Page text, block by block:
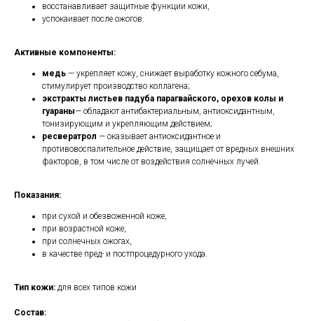
восстанавливает защитные функции кожи,
успокаивает после ожогов.
Активные компоненты:
медь — укрепляет кожу, снижает выработку кожного себума,
стимулирует производство коллагена;
экстракты листьев падуба парагвайского, орехов колы и
гуараны— обладают антибактериальным, антиоксидантным,
тонизирующим и укрепляющим действием;
ресвератрол — оказывает антиоксидантное и
противовоспалительное действие, защищает от вредных внешних
факторов, в том числе от воздействия солнечных лучей.
Показания:
при сухой и обезвоженной коже,
при возрастной коже,
при солнечных ожогах,
в качестве пред- и постпроцедурного ухода.
Тип кожи: для всех типов кожи
Состав: